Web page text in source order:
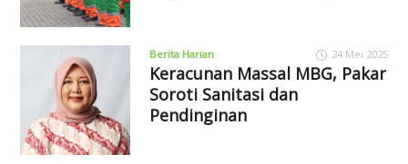
Berita Harian 24 Mei 2025
Keracunan Massal MBG, Pakar
Soroti Sanitasi dan
Pendinginan